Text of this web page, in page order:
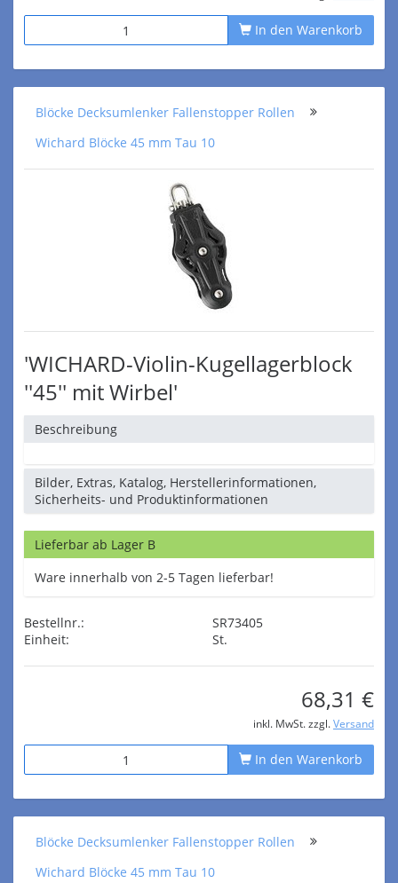
In den Warenkorb
Blöcke Decksumlenker Fallenstopper Rollen
Wichard Blöcke 45 mm Tau 10
'WICHARD-Violin-Kugellagerblock
''45'' mit Wirbel'
Beschreibung
Bilder, Extras, Katalog, Herstellerinformationen,
Sicherheits- und Produktinformationen
Lieferbar ab Lager B
Ware innerhalb von 2-5 Tagen lieferbar!
Bestellnr.:
SR73405
Einheit:
St.
68,31 €
inkl. MwSt. zzgl. Versand
In den Warenkorb
Blöcke Decksumlenker Fallenstopper Rollen
Wichard Blöcke 45 mm Tau 10